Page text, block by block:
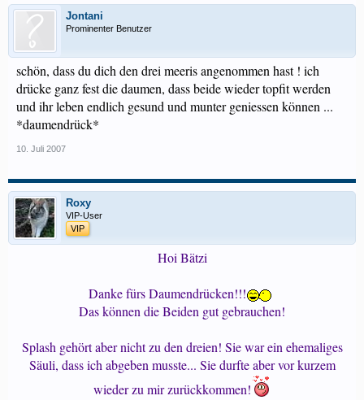
Jontani
Prominenter Benutzer
schön, dass du dich den drei meeris angenommen hast ! ich
drücke ganz fest die daumen, dass beide wieder topfit werden
und ihr leben endlich gesund und munter geniessen können ...
*daumendrück*
10. Juli 2007
Roxy
VIP-User
VIP
Hoi Bätzi
Danke fürs Daumendrücken!!!
Das können die Beiden gut gebrauchen!
Splash gehört aber nicht zu den dreien! Sie war ein ehemaliges
Säuli, dass ich abgeben musste... Sie durfte aber vor kurzem
wieder zu mir zurückkommen!